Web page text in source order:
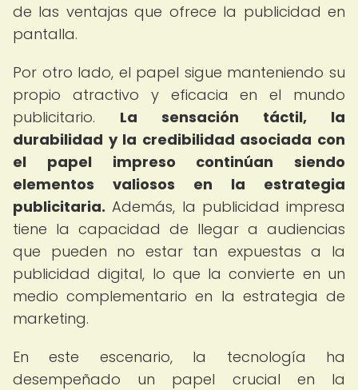
de las ventajas que ofrece la publicidad en
pantalla.
Por otro lado, el papel sigue manteniendo su
propio atractivo y eficacia en el mundo
publicitario. La sensación táctil, la
durabilidad y la credibilidad asociada con
el papel impreso continúan siendo
elementos valiosos en la estrategia
publicitaria. Además, la publicidad impresa
tiene la capacidad de llegar a audiencias
que pueden no estar tan expuestas a la
publicidad digital, lo que la convierte en un
medio complementario en la estrategia de
marketing.
En este escenario, la tecnología ha
desempeñado un papel crucial en la